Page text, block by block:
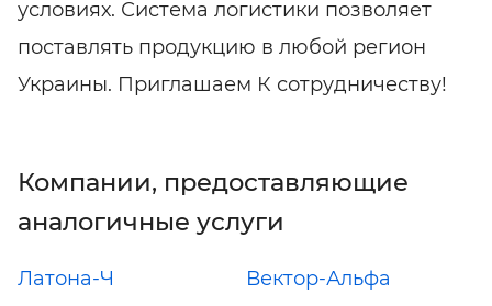
условиях. Система логистики позволяет
поставлять продукцию в любой регион
Украины. Приглашаем К сотрудничеству!
Компании, предоставляющие
аналогичные услуги
Латона-Ч
Вектор-Альфа